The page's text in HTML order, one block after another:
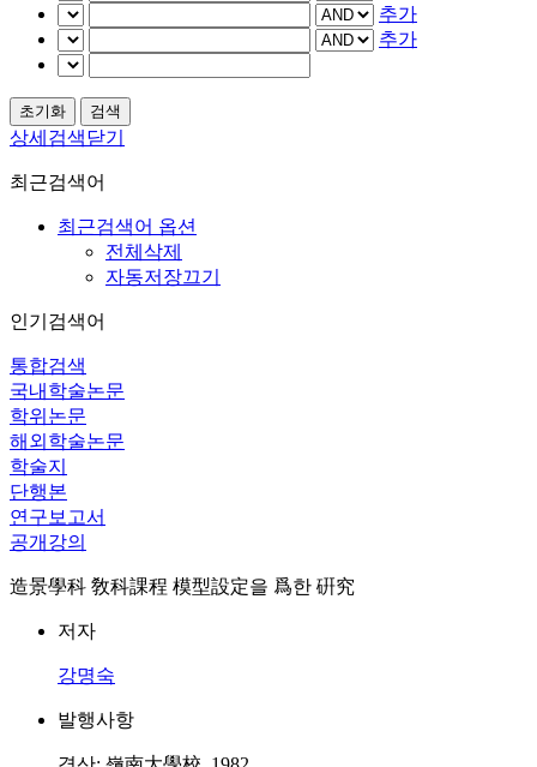
추가
추가
상세검색닫기
최근검색어
최근검색어 옵션
전체삭제
자동저장끄기
인기검색어
통합검색
국내학술논문
학위논문
해외학술논문
학술지
단행본
연구보고서
공개강의
造景學科 敎科課程 模型設定을 爲한 硏究
저자
강명숙
발행사항